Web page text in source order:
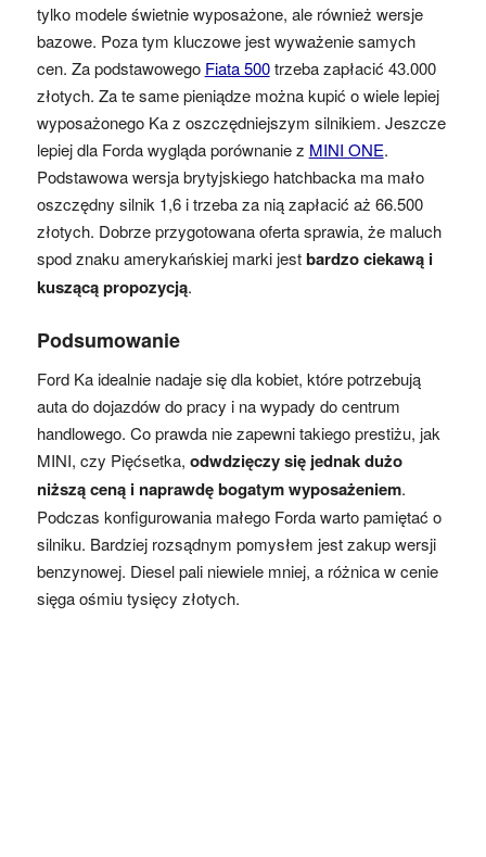
tylko modele świetnie wyposażone, ale również wersje
bazowe. Poza tym kluczowe jest wyważenie samych
cen. Za podstawowego Fiata 500trzeba zapłacić 43.000
złotych. Za te same pieniądze można kupić o wiele lepiej
wyposażonego Ka z oszczędniejszym silnikiem. Jeszcze
lepiej dla Forda wygląda porównanie z MINI ONE.
Podstawowa wersja brytyjskiego hatchbacka ma mało
oszczędny silnik 1,6 i trzeba za nią zapłacić aż 66.500
złotych. Dobrze przygotowana oferta sprawia, że maluch
spod znaku amerykańskiej marki jestbardzo ciekawą i
kuszącą propozycją.
Podsumowanie
Ford Ka idealnie nadaje się dla kobiet, które potrzebują
auta do dojazdów do pracy i na wypady do centrum
handlowego. Co prawda nie zapewni takiego prestiżu, jak
MINI, czy Pięćsetka, odwdzięczy się jednak dużo
niższą ceną i naprawdę bogatym wyposażeniem.
Podczas konfigurowania małego Forda warto pamiętać o
silniku. Bardziej rozsądnym pomysłem jest zakup wersji
benzynowej. Diesel pali niewiele mniej, a różnica w cenie
sięga ośmiu tysięcy złotych.